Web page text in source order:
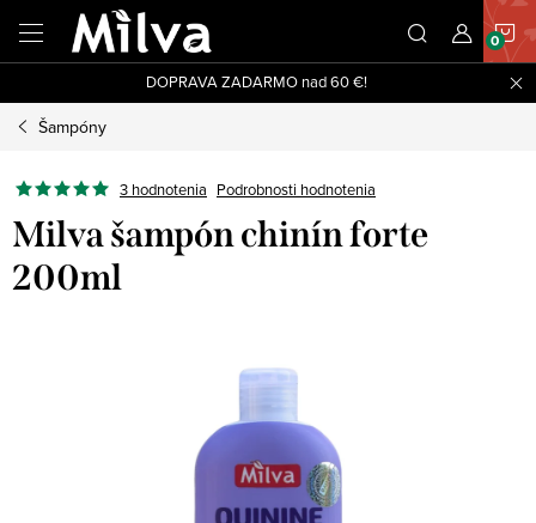
obsah
DOPRAVA ZADARMO nad 60 €!
Šampóny
3 hodnotenia Podrobnosti hodnotenia
Milva šampón chinín forte
200ml